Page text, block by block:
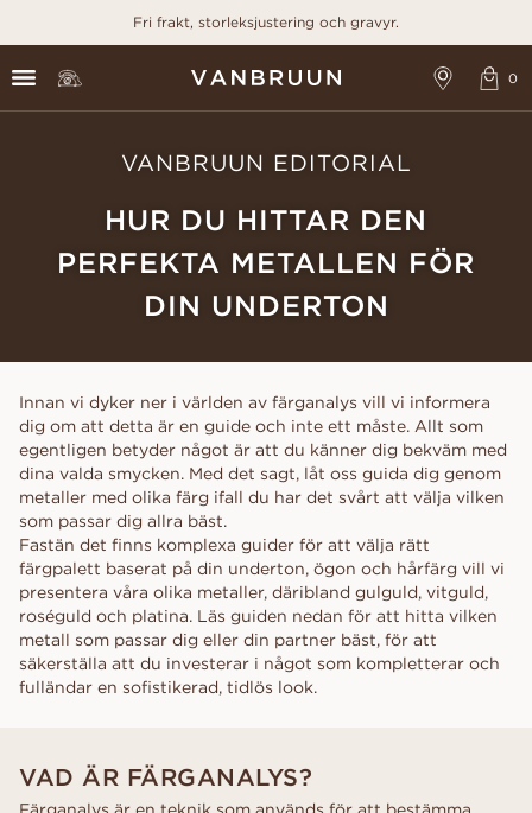
Fri frakt, storleksjustering och gravyr.
VANBRUUN EDITORIAL
HUR DU HITTAR DEN
PERFEKTA METALLEN FÖR
DIN UNDERTON
Innan vi dyker ner i världen av färganalys vill vi informera
dig om att detta är en guide och inte ett måste. Allt som
egentligen betyder något är att du känner dig bekväm med
dina valda smycken. Med det sagt, låt oss guida dig genom
metaller med olika färg ifall du har det svårt att välja vilken
som passar dig allra bäst.
Fastän det finns komplexa guider för att välja rätt
färgpalett baserat på din underton, ögon och hårfärg vill vi
presentera våra olika metaller, däribland gulguld, vitguld,
roséguld och platina. Läs guiden nedan för att hitta vilken
metall som passar dig eller din partner bäst, för att
säkerställa att du investerar i något som kompletterar och
fulländar en sofistikerad, tidlös look.
VAD ÄR FÄRGANALYS?